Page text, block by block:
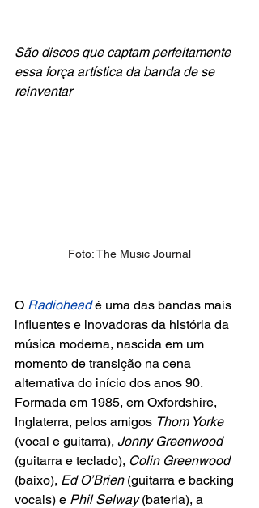
São discos que captam perfeitamente
essa força artística da banda de se
reinventar
Foto: The Music Journal
O Radiohead é uma das bandas mais
influentes e inovadoras da história da
música moderna, nascida em um
momento de transição na cena
alternativa do início dos anos 90.
Formada em 1985, em Oxfordshire,
Inglaterra, pelos amigos Thom Yorke
(vocal e guitarra), Jonny Greenwood
(guitarra e teclado), Colin Greenwood
(baixo), Ed O’Brien (guitarra e backing
vocals) e Phil Selway (bateria), a